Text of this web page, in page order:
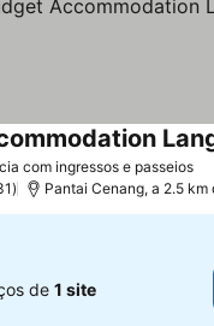
com ingressos e passeios
Pantai Cenang, a 2.5 km
de 1 site